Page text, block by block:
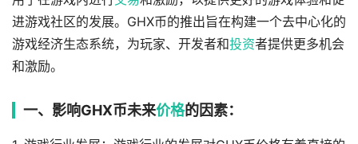
进游戏社区的发展。GHX币的推出旨在构建一个去中心化的
游戏经济生态系统，为玩家、开发者和投资者提供更多机会
和激励。
一、影响GHX币未来价格的因素：